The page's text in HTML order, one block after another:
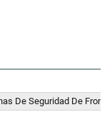
De Seguridad De